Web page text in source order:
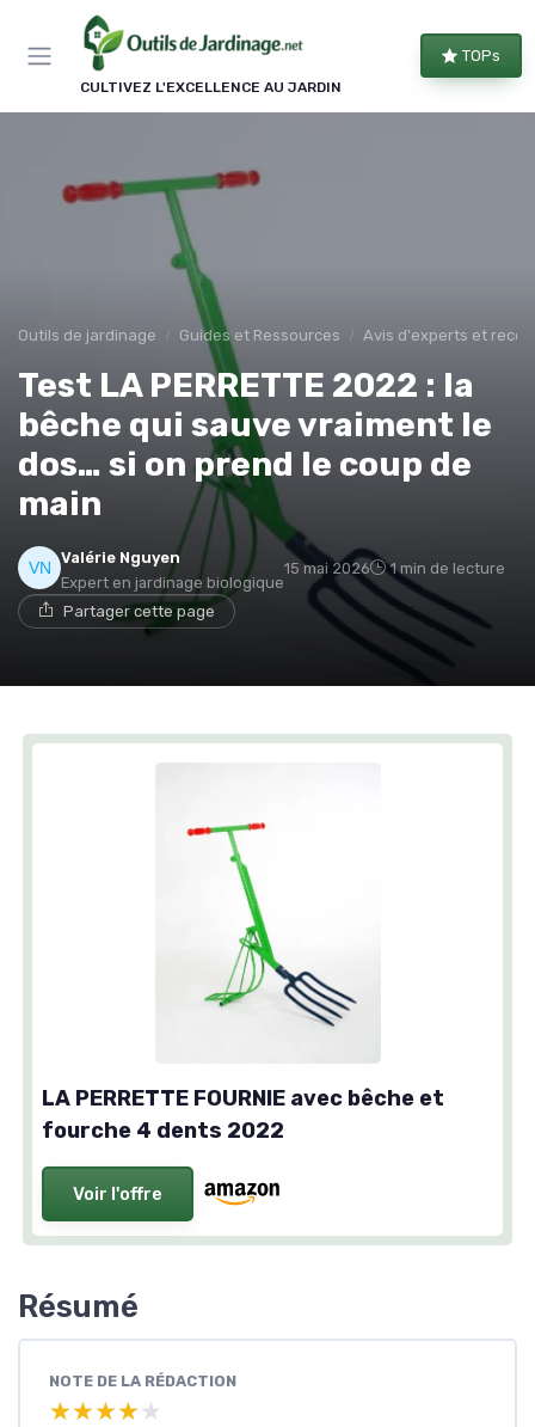
CULTIVEZ L'EXCELLENCE AU JARDIN
TOPs
Outils de jardinage Guides et Ressources Avis d'experts et
Test LA PERRETTE 2022 : la
bêche qui sauve vraiment le
dos… si on prend le coup de
main
Valérie Nguyen
Expert en jardinage biologique
15 mai 2026 1 min de lecture
Partager cette page
LA PERRETTE FOURNIE avec bêche et
fourche 4 dents 2022
Voir l'offre
Résumé
NOTE DE LA RÉDACTION
★★★★★
★★★★★
Panneau de gestion des cookies